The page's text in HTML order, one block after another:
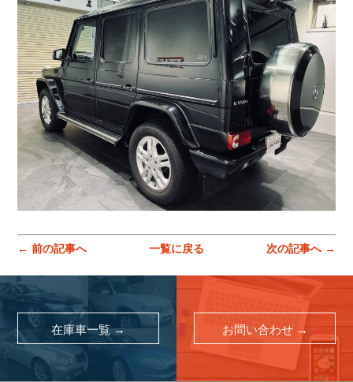
← 前の記事へ 一覧に戻る 次の記事へ →
在庫車一覧 → お問い合わせ →
プロテクションフィルム専門店
株式会社スマート・カーサービス
コーポレートサイトはこちら
コーポレートサイトはこちら